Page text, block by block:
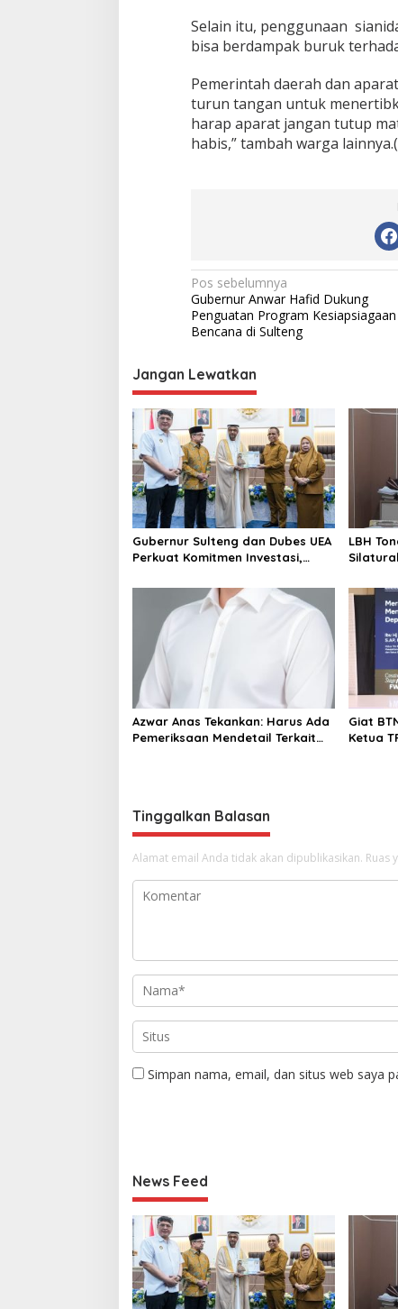
Selain itu, penggunaan
bisa berdampak buruk
Pemerintah daerah dan
turun tangan untuk
harap aparat jangan tutup
habis,” tambah warga
N
a
v
i
g
a
s
i
p
o
s
Pos sebelumnya
Gubernur Anwar Hafid Dukung
Penguatan Program Kesiapsiagaan
Bencana di Sulteng
Jangan Lewatkan
Gubernur Sulteng dan Dubes UEA
Perkuat Komitmen Investasi,
LBH
Azwar Anas Tekankan: Harus Ada
Pemeriksaan Mendetail Terkait
Giat
Ketua
Tinggalkan Balasan
Alamat email Anda tidak akan dipublikasikan. Ruas
Simpan nama, email, dan situs web saya
News Feed